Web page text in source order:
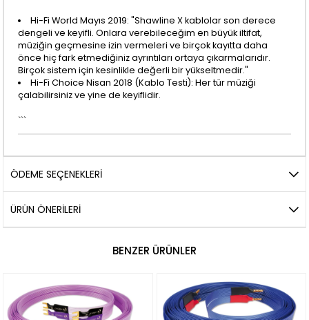
Hi-Fi World Mayıs 2019: "Shawline X kablolar son derece
dengeli ve keyifli. Onlara verebileceğim en büyük iltifat,
müziğin geçmesine izin vermeleri ve birçok kayıtta daha
önce hiç fark etmediğiniz ayrıntıları ortaya çıkarmalarıdır.
Birçok sistem için kesinlikle değerli bir yükseltmedir."
Hi-Fi Choice Nisan 2018 (Kablo Testi): Her tür müziği
çalabilirsiniz ve yine de keyiflidir.
```
ÖDEME SEÇENEKLERI
ÜRÜN ÖNERILERI
BENZER ÜRÜNLER